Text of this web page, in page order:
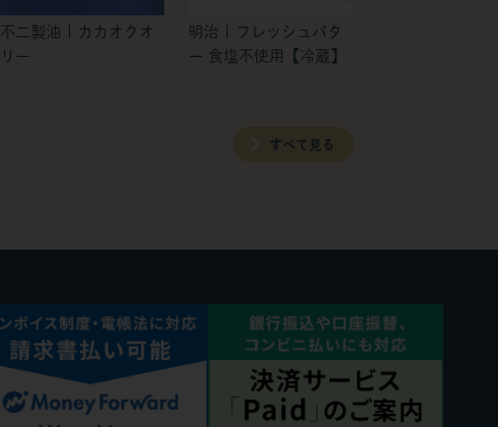
不二製油 | カカオクオ
リー
明治 | フレッシュバタ
ー 食塩不使用【冷蔵】
すべて見る